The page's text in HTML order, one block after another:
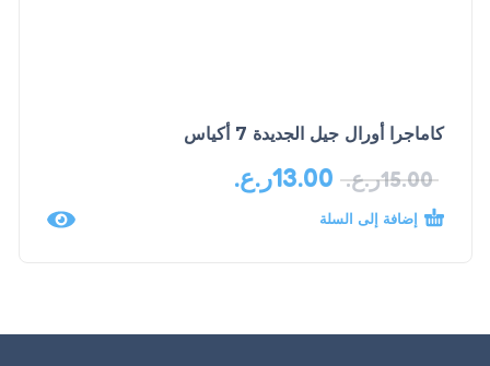
كاماجرا أورال جيل الجديدة 7 أكياس
15.00ر.ع. 13.00ر.ع.
إضافة إلى السلة